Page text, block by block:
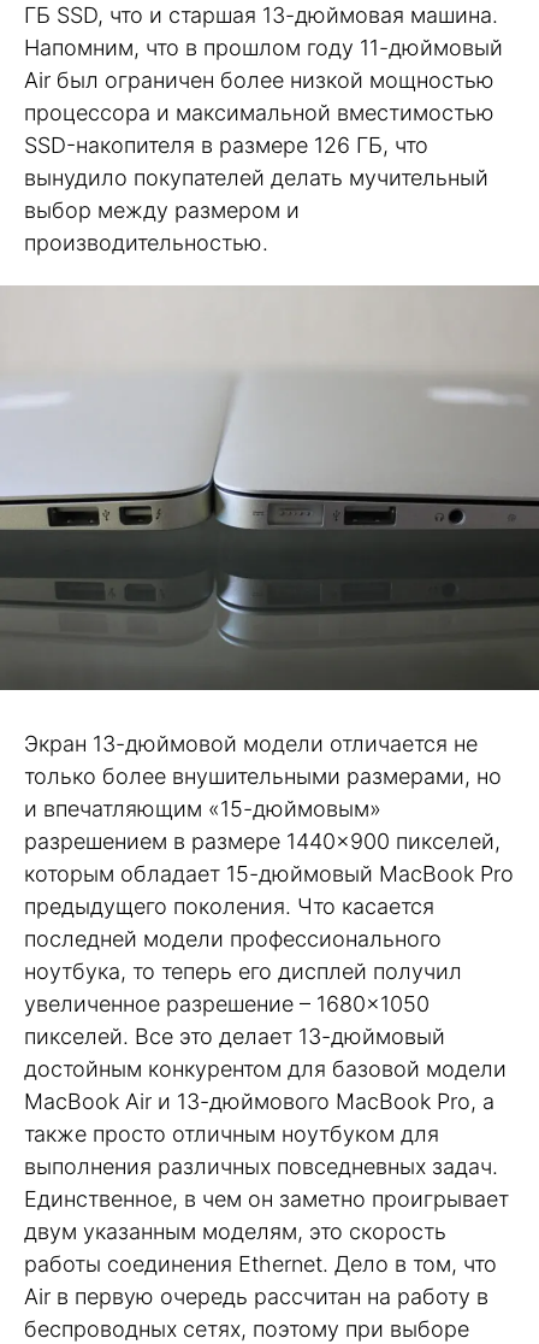
ГБ SSD, что и старшая 13-дюймовая машина.
Напомним, что в прошлом году 11-дюймовый
Air был ограничен более низкой мощностью
процессора и максимальной вместимостью
SSD-накопителя в размере 126 ГБ, что
вынудило покупателей делать мучительный
выбор между размером и
производительностью.
Экран 13-дюймовой модели отличается не
только более внушительными размерами, но
и впечатляющим «15-дюймовым»
разрешением в размере 1440×900 пикселей,
которым обладает 15-дюймовый MacBook Pro
предыдущего поколения. Что касается
последней модели профессионального
ноутбука, то теперь его дисплей получил
увеличенное разрешение – 1680×1050
пикселей. Все это делает 13-дюймовый
достойным конкурентом для базовой модели
MacBook Air и 13-дюймового MacBook Pro, а
также просто отличным ноутбуком для
выполнения различных повседневных задач.
Единственное, в чем он заметно проигрывает
двум указанным моделям, это скорость
работы соединения Ethernet. Дело в том, что
Air в первую очередь рассчитан на работу в
беспроводных сетях, поэтому при выборе